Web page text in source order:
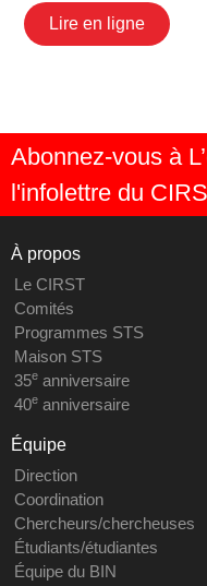
Lire en ligne
Abonnez-vous à
l'infolettre du
À propos
Le CIRST
Comités
Programmes STS
Maison STS
35eanniversaire
40eanniversaire
Équipe
Direction
Coordination
Chercheurs/chercheuses
Étudiants/étudiantes
Équipe du BIN